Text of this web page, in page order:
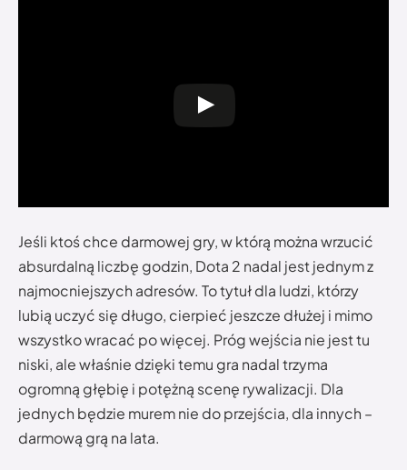
Jeśli ktoś chce darmowej gry, w którą można wrzucić
absurdalną liczbę godzin, Dota 2 nadal jest jednym z
najmocniejszych adresów. To tytuł dla ludzi, którzy
lubią uczyć się długo, cierpieć jeszcze dłużej i mimo
wszystko wracać po więcej. Próg wejścia nie jest tu
niski, ale właśnie dzięki temu gra nadal trzyma
ogromną głębię i potężną scenę rywalizacji. Dla
jednych będzie murem nie do przejścia, dla innych –
darmową grą na lata.